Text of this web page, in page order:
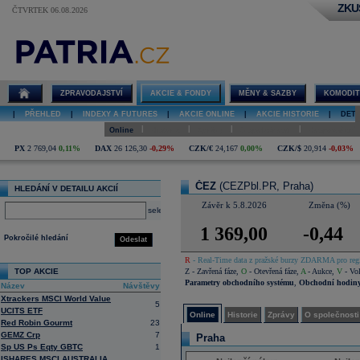
ČTVRTEK 06.08.2026
ČEZ online
ZPRAVODAJSTVÍ AKCIE & FONDY MĚNY & SAZBY
PŘEHLED INDEXY A FUTURES AKCIE ONLINE AKCIE HISTORIE
Online
PX 2 769,04 0,11% DAX 26 126,30 -0,29% CZK/€ 24,167 0,00% CZK/$ 20,914 -0,03%
HLEDÁNÍ V DETAILU AKCIÍ
select
Odeslat
Pokročilé hledání
TOP AKCIE
Název
Návštěvy
Xtrackers MSCI World Value
UCITS ETF
5
Red Robin Gourmt
23
GEMZ Crp
7
Sp US Ps Eqty GBTC
1
ČEZ (CEZPbl.PR, Praha)
Závěr k 5.8.2026 Změna (%)
1 369,00 -0,44
R - Real-Time data z pražské burzy ZDARMA pro
Z - Zavřená fáze O - Otevřená fáze A - Aukce V -
Parametry obchodního systému
Obchodní
Online Historie Zprávy O společnosti
Praha